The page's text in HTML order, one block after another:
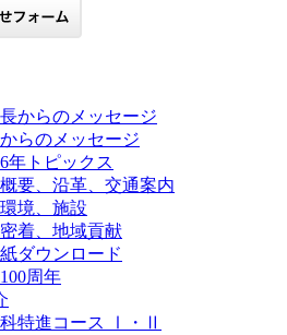
からのメッセージ
らのメッセージ
年トピックス
要、沿革、交通案内
境、施設
着、地域貢献
ダウンロード
周年
特進コース Ⅰ・Ⅱ